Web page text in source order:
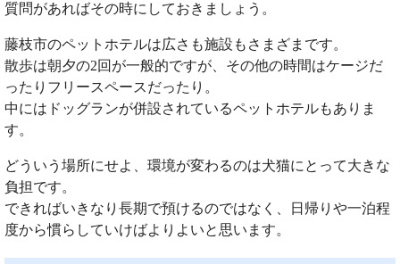
質問があればその時にしておきましょう。
藤枝市のペットホテルは広さも施設もさまざまです。
散歩は朝夕の2回が一般的ですが、その他の時間はケージだ
ったりフリースペースだったり。
中にはドッグランが併設されているペットホテルもありま
す。
どういう場所にせよ、環境が変わるのは犬猫にとって大きな
負担です。
できればいきなり長期で預けるのではなく、日帰りや一泊程
度から慣らしていけばよりよいと思います。